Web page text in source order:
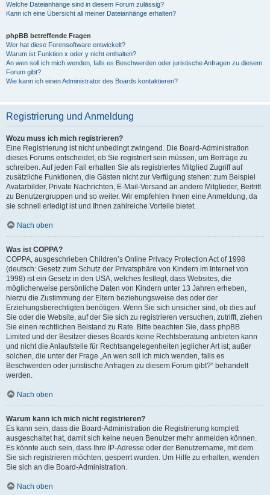
Welche Dateianhänge sind in diesem Forum zulässig?
Kann ich eine Übersicht all meiner Dateianhänge erhalten?
phpBB betreffende Fragen
Wer hat diese Forensoftware entwickelt?
Warum ist Funktion x oder y nicht enthalten?
An wen soll ich mich wenden, falls es Beschwerden oder juristische Anfragen zu diesem
Forum gibt?
Wie kann ich einen Administrator des Boards kontaktieren?
Registrierung und Anmeldung
Wozu muss ich mich registrieren?
Eine Registrierung ist nicht unbedingt zwingend. Die Board-Administration
dieses Forums entscheidet, ob Sie registriert sein müssen, um Beiträge zu
schreiben. Auf jeden Fall erhalten Sie als registriertes Mitglied Zugriff auf
zusätzliche Funktionen, die Gästen nicht zur Verfügung stehen: zum Beispiel
Avatarbilder, Private Nachrichten, E-Mail-Versand an andere Mitglieder, Beitritt
zu Benutzergruppen und so weiter. Wir empfehlen Ihnen eine Anmeldung, da
sie schnell erledigt ist und Ihnen zahlreiche Vorteile bietet.
Nach oben
Was ist COPPA?
COPPA, ausgeschrieben Children’s Online Privacy Protection Act of 1998
(deutsch: Gesetz zum Schutz der Privatsphäre von Kindern im Internet von
1998) ist ein Gesetz in den USA, welches festlegt, dass Websites, die
möglicherweise persönliche Daten von Kindern unter 13 Jahren erheben,
hierzu die Zustimmung der Eltern beziehungsweise des oder der
Erziehungsberechtigten benötigen. Wenn Sie sich unsicher sind, ob dies auf
Sie oder die Website, auf der Sie sich zu registrieren versuchen, zutrifft, ziehen
Sie einen rechtlichen Beistand zu Rate. Bitte beachten Sie, dass phpBB
Limited und der Besitzer dieses Boards keine Rechtsberatung anbieten kann
und nicht die Anlaufstelle für Rechtsangelegenheiten jeglicher Art ist; außer
solchen, die unter der Frage „An wen soll ich mich wenden, falls es
Beschwerden oder juristische Anfragen zu diesem Forum gibt?“ behandelt
werden.
Nach oben
Warum kann ich mich nicht registrieren?
Es kann sein, dass die Board-Administration die Registrierung komplett
ausgeschaltet hat, damit sich keine neuen Benutzer mehr anmelden können.
Es könnte auch sein, dass Ihre IP-Adresse oder der Benutzername, mit dem
Sie sich registrieren möchten, gesperrt wurden. Um Hilfe zu erhalten, wenden
Sie sich an die Board-Administration.
Nach oben